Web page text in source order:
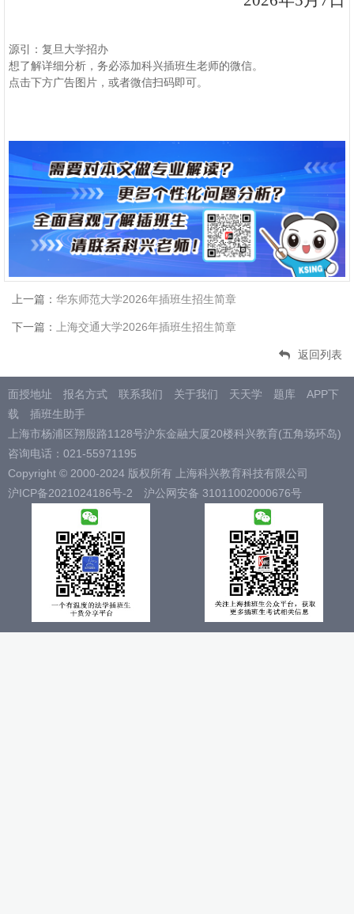
源引： 复旦大学招办
想了解详细分析，务必添加科兴插班生老师的微信。
点击下方广告图片，或者微信扫码即可。
上一篇： 华东师范大学2026年插班生招生简章
下一篇： 上海交通大学2026年插班生招生简章
返回列表
面授地址 报名方式 联系我们 关于我们 天天学 题库
APP下
载
插班生助手
上海市杨浦区翔殷路1128号沪东金融大厦20楼科兴教育(五角场环岛)
咨询电话：021-55971195
Copyright © 2000-2024 版权所有 上海科兴教育科技有限公司
沪ICP备2021024186号-2
沪公网安备 31011002000676号